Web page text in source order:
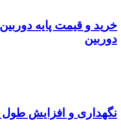
و قیمت پایه
و افزایش طول